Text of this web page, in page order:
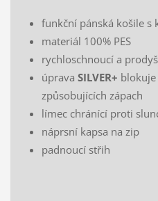
funkční pánská košile s
materiál 100% PES
rychloschnoucí a
úprava SILVER+
způsobujících zápach
límec chránící proti
náprsní kapsa na zip
padnoucí střih